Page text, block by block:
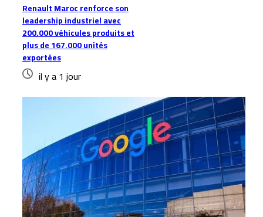
Renault Maroc renforce son
leadership industriel avec
200.000 véhicules produits et
plus de 167.000 unités
exportées
il y a 1 jour